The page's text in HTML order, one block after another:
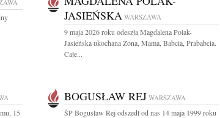
JASIEŃSKA WARSZAWA
9 maja 2026 roku odeszła Magdalena Polak-
Jasieńska ukochana Żona, Mama, Babcia, Prababcia.
Całe...
15
BOGUSŁAW REJ WARSZAWA
ŚP Bogusław Rej odszedł od nas 14 maja 1999 roku